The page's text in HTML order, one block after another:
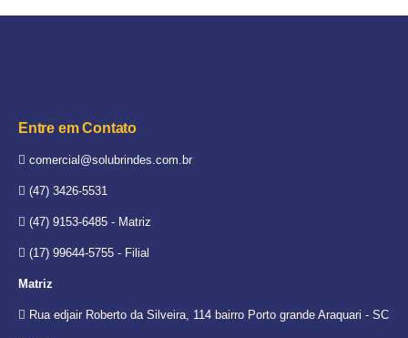
Entre em Contato
comercial@solubrindes.com.br
(47) 3426-5531
(47) 9153-6485 - Matriz
(17) 99644-5755 - Filial
Matriz
Rua edjair Roberto da Silveira, 114 bairro Porto grande Araquari - SC